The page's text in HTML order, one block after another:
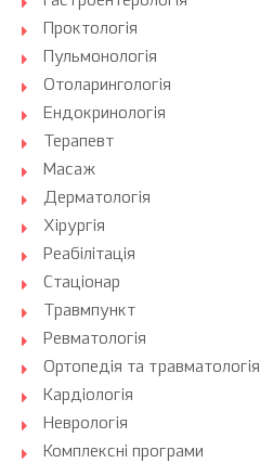
Проктологія
Пульмонологія
Отоларингологія
Ендокринологія
Терапевт
Масаж
Дерматологія
Хірургія
Реабілітація
Стаціонар
Травмпункт
Ревматологія
Ортопедія та травматологія
Кардіологія
Неврологія
Комплексні програми